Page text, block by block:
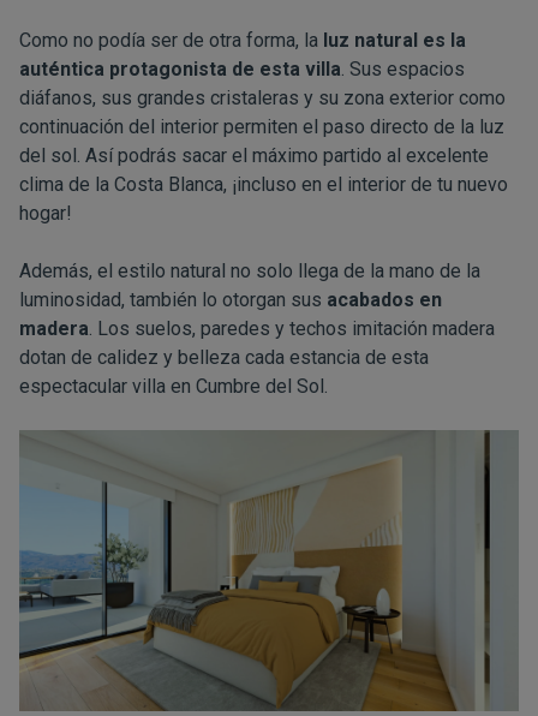
Como no podía ser de otra forma, la luz natural es la
auténtica protagonista de esta villa. Sus espacios
diáfanos, sus grandes cristaleras y su zona exterior como
continuación del interior permiten el paso directo de la luz
del sol. Así podrás sacar el máximo partido al excelente
clima de la Costa Blanca, ¡incluso en el interior de tu nuevo
hogar!
Además, el estilo natural no solo llega de la mano de la
luminosidad, también lo otorgan sus acabados en
madera. Los suelos, paredes y techos imitación madera
dotan de calidez y belleza cada estancia de esta
espectacular villa en Cumbre del Sol.